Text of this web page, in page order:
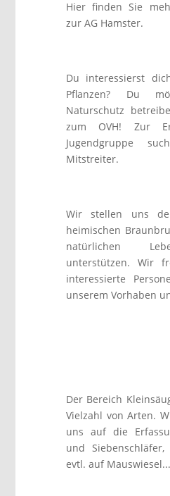
Hier finden Sie
zur AG Hamster.
Du interessierst
Pflanzen? Du
Naturschutz
zum OVH! Zur
Jugendgruppe
Mitstreiter.
Wir stellen uns
heimischen
natürlichen
unterstützen. Wir
interessierte
unserem Vorhaben
Der Bereich
Vielzahl von Arten.
uns auf die
und
evtl. auf Mauswiesel...